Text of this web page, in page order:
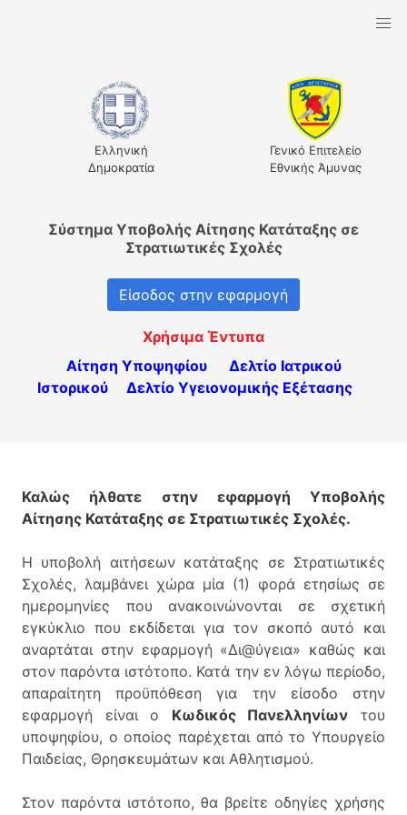
Ελληνική
Δημοκρατία
Γενικό Επιτελείο
Εθνικής Άμυνας
Σύστημα Υποβολής Αίτησης Κατάταξης σε
Στρατιωτικές Σχολές
Είσοδος στην εφαρμογή
Χρήσιμα Έντυπα
Αίτηση Υποψηφίου
Δελτίο Ιατρικού
Ιστορικού
Δελτίο Υγειονομικής Εξέτασης
Καλώς ήλθατε στην εφαρμογή Υποβολής
Αίτησης Κατάταξης σε Στρατιωτικές Σχολές.
Η υποβολή αιτήσεων κατάταξης σε Στρατιωτικές
Σχολές, λαμβάνει χώρα μία (1) φορά ετησίως σε
ημερομηνίες που ανακοινώνονται σε σχετική
εγκύκλιο που εκδίδεται για τον σκοπό αυτό και
αναρτάται στην εφαρμογή «Δι@ύγεια» καθώς και
στον παρόντα ιστότοπο. Κατά την εν λόγω περίοδο,
απαραίτητη προϋπόθεση για την είσοδο στην
εφαρμογή είναι ο Κωδικός Πανελληνίων του
υποψηφίου, ο οποίος παρέχεται από το Υπουργείο
Παιδείας, Θρησκευμάτων και Αθλητισμού.
Στον παρόντα ιστότοπο, θα βρείτε οδηγίες χρήσης